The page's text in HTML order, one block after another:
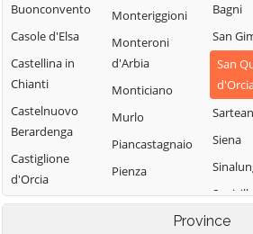
Buonconvento
Casole d'Elsa
Castellina in
Chianti
Castelnuovo
Berardenga
Castiglione
d'Orcia
Cetona
Monteriggioni
Monteroni
d'Arbia
Monticiano
Murlo
Piancastagnaio
Pienza
Poggibonsi
Radda in Chianti
Bagni
San
San
Siena
Torrita
Province